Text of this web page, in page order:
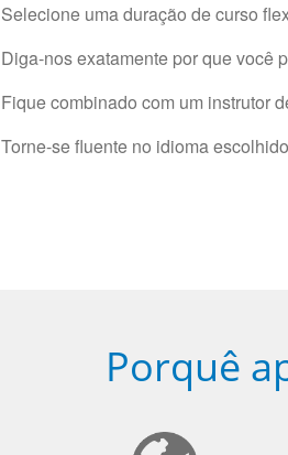
Selecione uma duração de curso
Diga-nos exatamente por que você
Fique combinado com um instrutor
Torne-se fluente no idioma escolhido
Porquê